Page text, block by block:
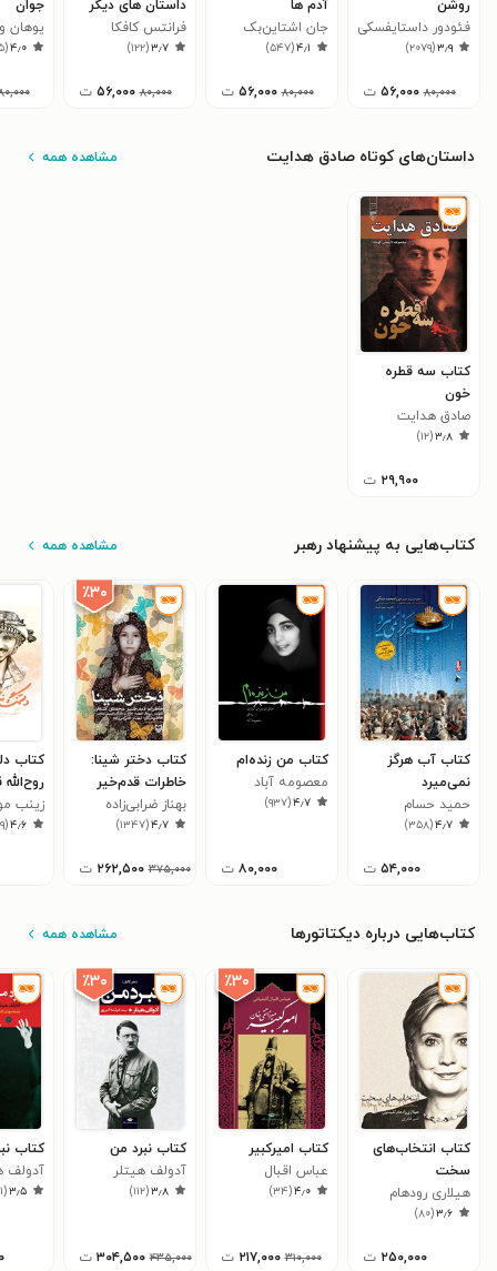
روشن
فئودور داستایفسکی
۳٫۹(۲۰۷۹)
۸۰,۰۰۰ ۵۶,۰۰۰ ت
آدم ها
جان اشتاین‌بک
۴٫۱(۵۴۷)
۸۰,۰۰۰ ۵۶,۰۰۰ ت
داستان های دیگر
فرانتس کافکا
۳٫۷(۱۲۲)
۸۰,۰۰۰ ۵۶,۰۰۰ ت
جوان
یوهان
فون۴٫۰(
داستان‌های کوتاه صادق هدایت مشاهده همه
کتاب سه قطره
خون
صادق هدایت
۳٫۸(۱۲)
۲۹,۹۰۰ ت
کتاب‌هایی به پیشنهاد رهبر مشاهده همه
کتاب آب هرگز
نمی‌میرد
حمید حسام
۴٫۷(۳۵۸)
۵۴,۰۰۰ ت
کتاب من زنده‌ام
معصومه آباد
۴٫۷(۹۳۷)
۸۰,۰۰۰ ت
٪۳۰
کتاب دختر شینا:
خاطرات قدم‌خیر
محمدی کنعان
بهناز ضرابی‌زاده
۴٫۷(۱۳۴۷)
۳۷۵,۰۰۰ ۲۶۲,۵۰۰ ت
کتاب
روح‌الله
زینب
۴٫۶(
کتاب‌هایی درباره دیکتاتورها مشاهده همه
کتاب انتخاب‌های
سخت
هیلاری رودهام
کلینتون
۳٫۶(۸۰)
۲۵۰,۰۰۰ ت
٪۳۰
کتاب امیرکبیر
عباس اقبال‌
آشتیانی
۴٫۰(۳۴)
۳۱۰,۰۰۰ ۲۱۷,۰۰۰ ت
٪۳۰
کتاب نبرد من
آدولف هیتلر
۳٫۸(۱۱۲)
۴۳۵,۰۰۰ ۳۰۴,۵۰۰ ت
کتاب
آدولف
۳٫۵(